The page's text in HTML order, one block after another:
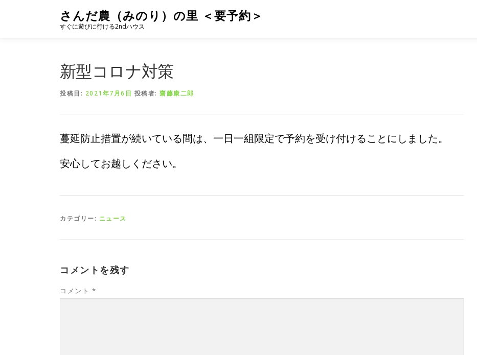
ン
さんだ農（みのり）の里 ＜要予約＞
すぐに遊びに行ける2ndハウス
新型コロナ対策
投稿日: 2021年7月6日 投稿者: 齋藤康二郎
蔓延防止措置が続いている間は、一日一組限定で予約を受け付けることにしました。
安心してお越しください。
カテゴリー: ニュース
コメントを残す
コメント *